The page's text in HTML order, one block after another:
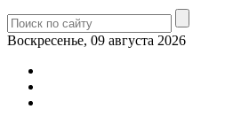
Воскресенье, 09 августа 2026